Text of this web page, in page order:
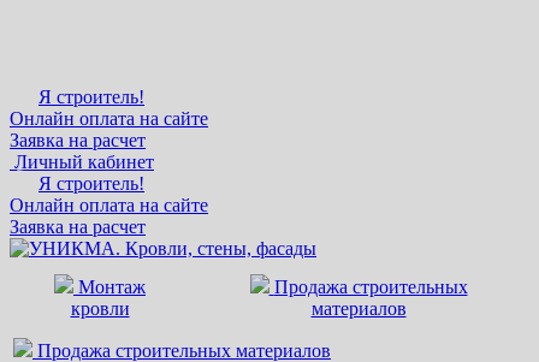
Я строитель!
Онлайн оплата на сайте
Заявка на расчет
Личный кабинет
Я строитель!
Онлайн оплата на сайте
Заявка на расчет
Монтаж
кровли
Продажа строительных
материалов
Продажа строительных материалов